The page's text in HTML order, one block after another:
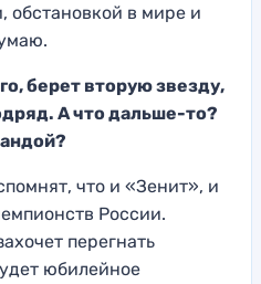
обстановкой в мире и
берет вторую звезду,
А что дальше-то?
что и «Зенит», и
России.
перегнать
юбилейное